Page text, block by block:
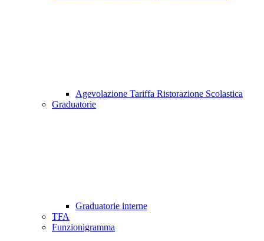
Agevolazione Tariffa Ristorazione Scolastica
Graduatorie
Graduatorie interne
TFA
Funzionigramma